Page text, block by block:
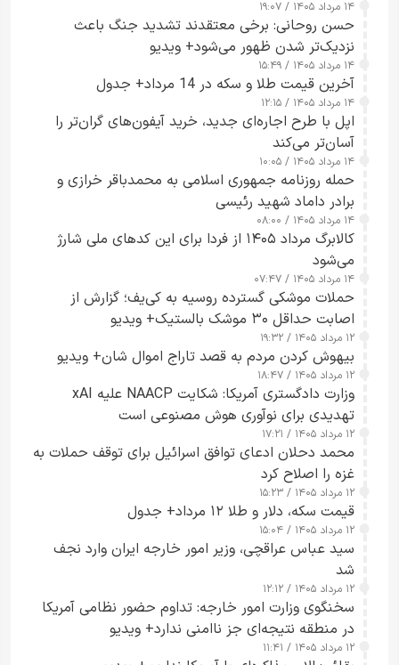
۱۴ مرداد ۱۴۰۵ / ۱۹:۰۷
حسن روحانی: برخی معتقدند تشدید جنگ باعث
نزدیک‌تر شدن ظهور می‌شود+ ویدیو
۱۴ مرداد ۱۴۰۵ / ۱۵:۴۹
آخرین قیمت طلا و سکه در 14 مرداد+ جدول
۱۴ مرداد ۱۴۰۵ / ۱۲:۱۵
اپل با طرح اجاره‌ای جدید، خرید آیفون‌های گران‌تر را
آسان‌تر می‌کند
۱۴ مرداد ۱۴۰۵ / ۱۰:۰۵
حمله روزنامه جمهوری اسلامی به محمدباقر خرازی و
برادر داماد شهید رئیسی
۱۴ مرداد ۱۴۰۵ / ۰۸:۰۰
کالابرگ مرداد ۱۴۰۵ از فردا برای این کدهای ملی شارژ
می‌شود
۱۴ مرداد ۱۴۰۵ / ۰۷:۴۷
حملات موشکی گسترده روسیه به کی‌یف؛ گزارش از
اصابت حداقل ۳۰ موشک بالستیک+ ویدیو
۱۲ مرداد ۱۴۰۵ / ۱۹:۳۲
بیهوش کردن مردم به قصد تاراج اموال شان+ ویدیو
۱۲ مرداد ۱۴۰۵ / ۱۸:۴۷
وزارت دادگستری آمریکا: شکایت NAACP علیه xAI
تهدیدی برای نوآوری هوش مصنوعی است
۱۲ مرداد ۱۴۰۵ / ۱۷:۲۱
محمد دحلان ادعای توافق اسرائیل برای توقف حملات به
غزه را اصلاح کرد
۱۲ مرداد ۱۴۰۵ / ۱۵:۲۳
قیمت سکه، دلار و طلا ۱۲ مرداد+ جدول
۱۲ مرداد ۱۴۰۵ / ۱۵:۰۴
سید عباس عراقچی، وزیر امور خارجه ایران وارد نجف
شد
۱۲ مرداد ۱۴۰۵ / ۱۲:۱۲
سخنگوی وزارت امور خارجه: تداوم حضور نظامی آمریکا
در منطقه نتیجه‌ای جز ناامنی ندارد+ ویدیو
۱۲ مرداد ۱۴۰۵ / ۱۱:۴۱